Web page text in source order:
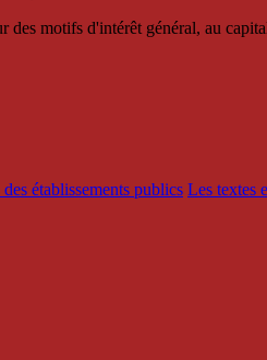
des motifs d'intérêt général, au
établissements publics Les textes